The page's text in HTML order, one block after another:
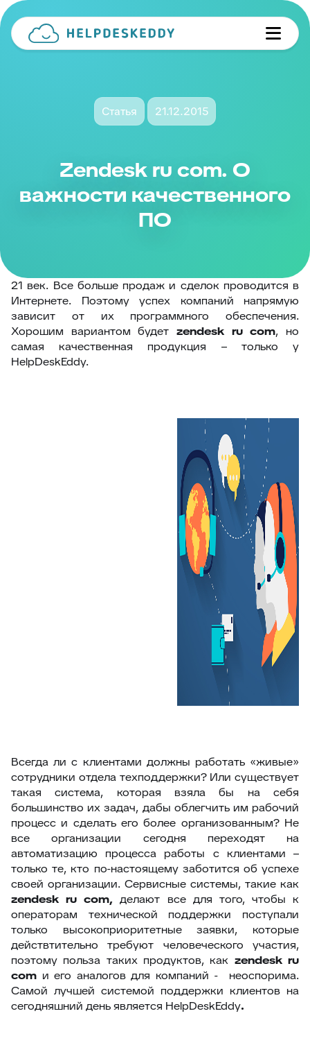
Статья 21.12.2015
Zendesk ru com. О
важности качественного
ПО
21 век. Все больше продаж и сделок проводится в
Интернете. Поэтому успех компаний напрямую
зависит от их программного обеспечения.
Хорошим вариантом будет zendesk ru com, но
самая качественная продукция – только у
HelpDeskEddy.
Всегда ли с клиентами должны работать «живые»
сотрудники отдела техподдержки? Или существует
такая система, которая взяла бы на себя
большинство их задач, дабы облегчить им рабочий
процесс и сделать его более организованным? Не
все организации сегодня переходят на
автоматизацию процесса работы с клиентами –
только те, кто по-настоящему заботится об успехе
своей организации. Сервисные системы, такие как
zendesk ru com,делают все для того, чтобы к
операторам технической поддержки поступали
только высокоприоритетные заявки, которые
действтительно требуют человеческого участия,
поэтому польза таких продуктов, как zendesk ru
com и его аналогов для компаний - неоспорима.
Самой лучшей системой поддержки клиентов на
сегодняшний день является HelpDeskEddy.